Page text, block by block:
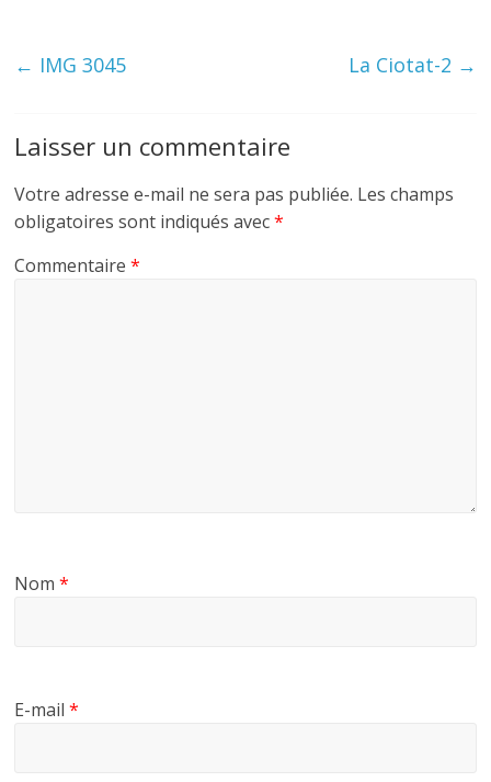
← IMG 3045 La Ciotat-2 →
Laisser un commentaire
Votre adresse e-mail ne sera pas publiée. Les champs
obligatoires sont indiqués avec*
Commentaire*
Nom*
E-mail*